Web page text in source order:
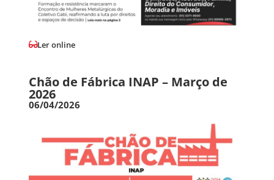
Ler online
Chão de Fábrica INAP – Março de
2026
06/04/2026